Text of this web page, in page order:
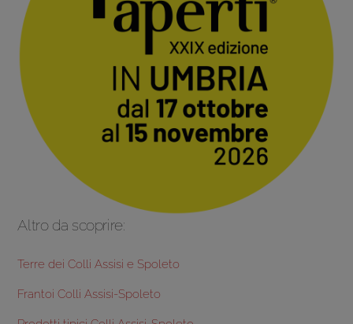
Altro da scoprire:
Terre dei Colli Assisi e Spoleto
Frantoi Colli Assisi-Spoleto